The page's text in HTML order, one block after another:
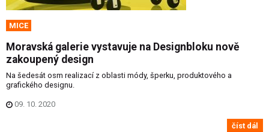
MICE
Moravská galerie vystavuje na Designbloku nově
zakoupený design
Na šedesát osm realizací z oblasti módy, šperku, produktového a
grafického designu.
09. 10. 2020
číst dál